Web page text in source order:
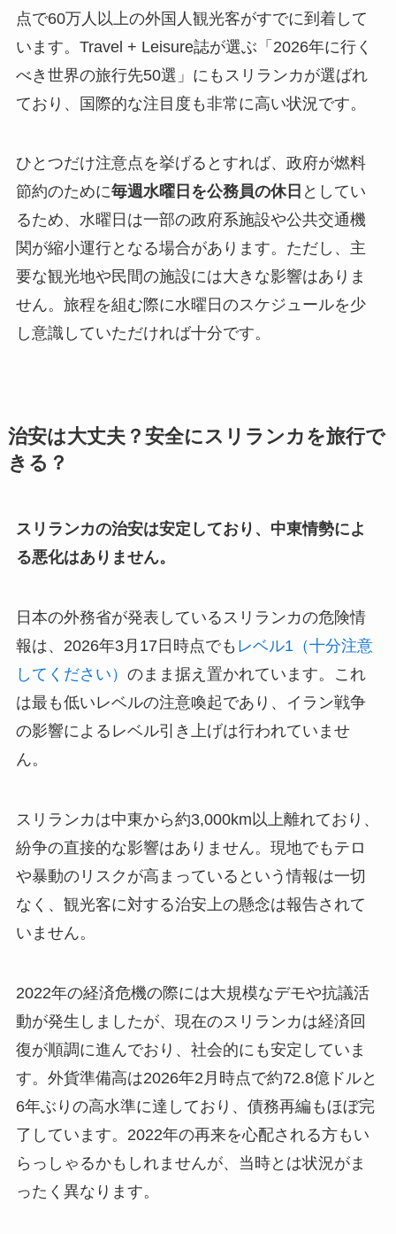
点で60万人以上の外国人観光客がすでに到着して
います。Travel + Leisure誌が選ぶ「2026年に行く
べき世界の旅行先50選」にもスリランカが選ばれ
ており、国際的な注目度も非常に高い状況です。
ひとつだけ注意点を挙げるとすれば、政府が燃料
節約のために毎週水曜日を公務員の休日 としてい
るため、水曜日は一部の政府系施設や公共交通機
関が縮小運行となる場合があります。ただし、主
要な観光地や民間の施設には大きな影響はありま
せん。旅程を組む際に水曜日のスケジュールを少
し意識していただければ十分です。
治安は大丈夫？安全にスリランカを旅行で
きる？
スリランカの治安は安定しており、中東情勢によ
る悪化はありません。
日本の外務省が発表しているスリランカの危険情
報は、2026年3月17日時点でも レベル1（十分注意
してください） のまま据え置かれています。これ
は最も低いレベルの注意喚起であり、イラン戦争
の影響によるレベル引き上げは行われていませ
ん。
スリランカは中東から約3,000km以上離れており、
紛争の直接的な影響はありません。現地でもテロ
や暴動のリスクが高まっているという情報は一切
なく、観光客に対する治安上の懸念は報告されて
いません。
2022年の経済危機の際には大規模なデモや抗議活
動が発生しましたが、現在のスリランカは経済回
復が順調に進んでおり、社会的にも安定していま
す。外貨準備高は2026年2月時点で約72.8億ドルと
6年ぶりの高水準に達しており、債務再編もほぼ完
了しています。2022年の再来を心配される方もい
らっしゃるかもしれませんが、当時とは状況がま
ったく異なります。